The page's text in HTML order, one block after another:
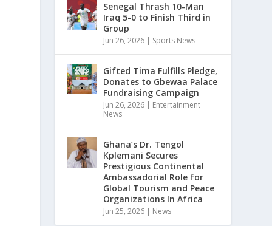
Senegal Thrash 10-Man
Iraq 5-0 to Finish Third in
Group
Jun 26, 2026 | Sports News
Gifted Tima Fulfills Pledge,
Donates to Gbewaa Palace
Fundraising Campaign
Jun 26, 2026 | Entertainment
News
Ghana’s Dr. Tengol
Kplemani Secures
Prestigious Continental
Ambassadorial Role for
Global Tourism and Peace
Organizations In Africa
Jun 25, 2026 | News